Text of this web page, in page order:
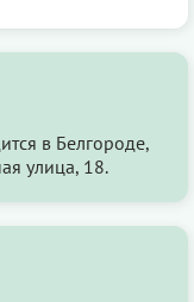
в Белгороде,
улица, 18.